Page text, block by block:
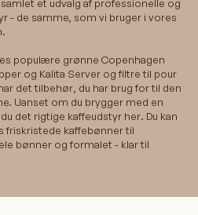
et udvalg af professionelle og
- de samme, som vi bruger i vores
populære grønne Copenhagen
og Kalita Server ogfiltretil pour
det tilbehør, du har brug for til den
Uanset om du brygger med en
det rigtige kaffeudstyr her. Du kan
friskristede kaffebønner til
bønner ogformalet - klar til